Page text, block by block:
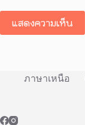
แสดงความเห็น
ภาษาเหนือ